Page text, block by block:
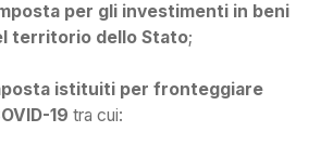
per gli investimenti in beni
territorio dello Stato;
istituiti per fronteggiare
19 tra cui: